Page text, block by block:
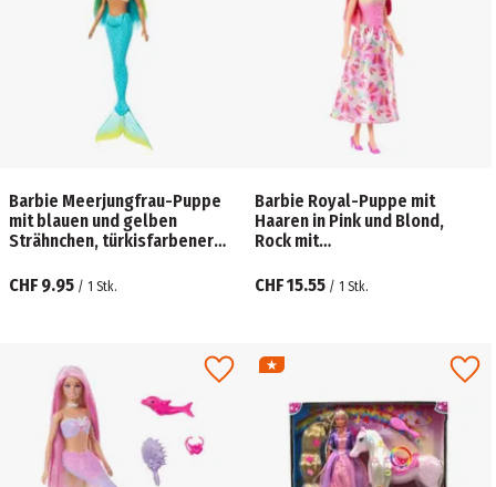
Barbie Meerjungfrau-Puppe
mit blauen und gelben
Strähnchen, türkisfarbener
CHF 9.95 / 1 Stk.
Barbie Royal-Puppe mit
Haaren in Pink und Blond,
Rock mit
Zubehör
CHF 15.55 / 1 Stk.